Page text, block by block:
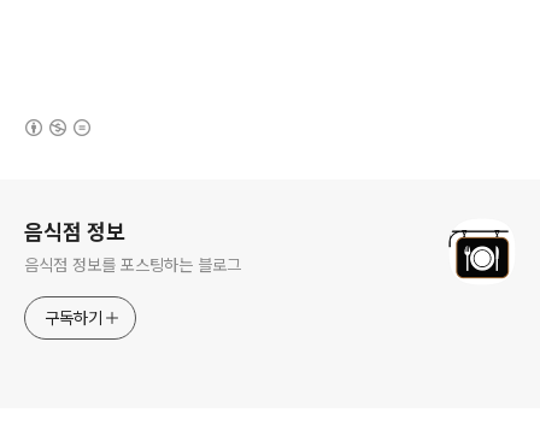
음식점 정보
음식점 정보를 포스팅하는 블로그
구독하기